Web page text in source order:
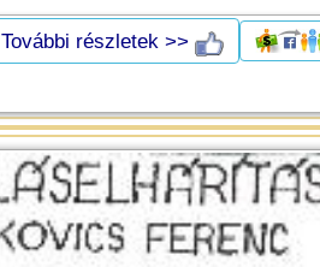
További részletek >>